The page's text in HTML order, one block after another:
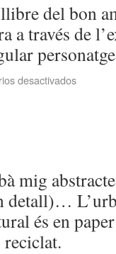
del bon
a través de
desactivados
mig
detall)…
és en
reciclat.